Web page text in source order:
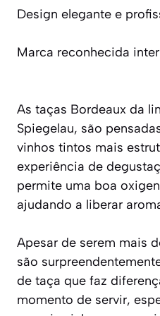
Design elegante e
Marca reconhecida
As taças Bordeaux da
Spiegelau, são
vinhos tintos mais
experiência de
permite uma boa
ajudando a liberar
Apesar de serem mais
são
de taça que faz
momento de servir,